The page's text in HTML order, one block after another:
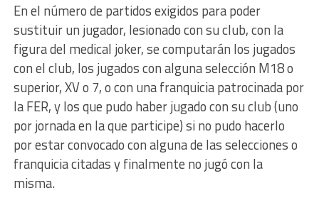
En el número de partidos exigidos para poder
sustituir un jugador, lesionado con su club, con la
figura del medical joker, se computarán los jugados
con el club, los jugados con alguna selección M18 o
superior, XV o 7, o con una franquicia patrocinada por
la FER, y los que pudo haber jugado con su club (uno
por jornada en la que participe) si no pudo hacerlo
por estar convocado con alguna de las selecciones o
franquicia citadas y finalmente no jugó con la
misma.